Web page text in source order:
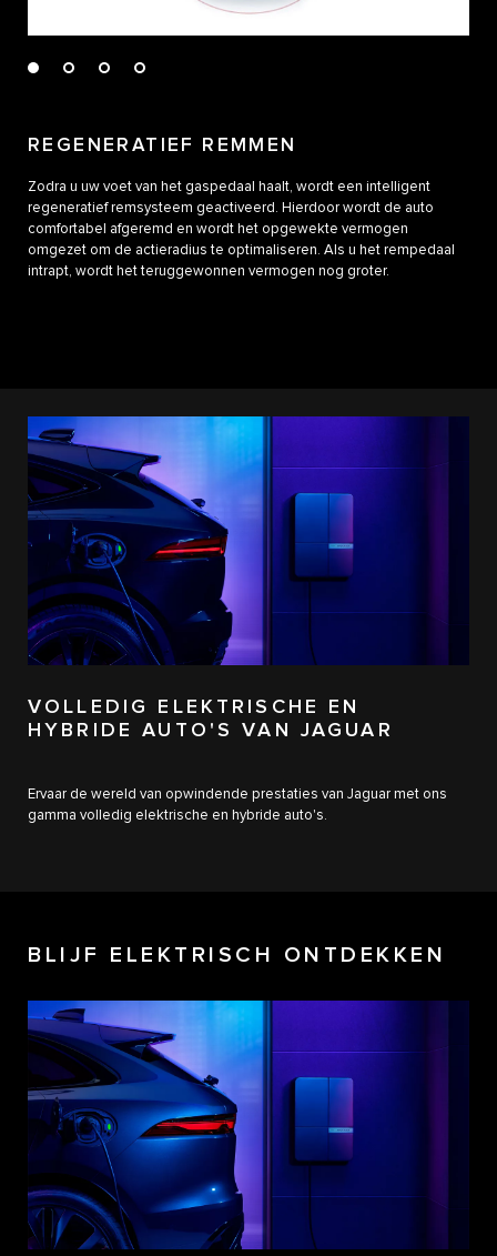
REGENERATIEF REMMEN
Zodra u uw voet van het gaspedaal haalt, wordt een intelligent
regeneratief remsysteem geactiveerd. Hierdoor wordt de auto
comfortabel afgeremd en wordt het opgewekte vermogen
omgezet om de actieradius te optimaliseren. Als u het rempedaal
intrapt, wordt het teruggewonnen vermogen nog groter.
VOLLEDIG ELEKTRISCHE EN
HYBRIDE AUTO'S VAN JAGUAR
Ervaar de wereld van opwindende prestaties van Jaguar met ons
gamma volledig elektrische en hybride auto's.
BLIJF ELEKTRISCH ONTDEKKEN